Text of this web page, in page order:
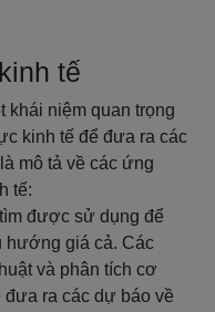
tế
khái niệm quan trọng
kinh tế để đưa ra các
mô tả về các ứng
tế:
được sử dụng để
hướng giá cả. Các
và phân tích cơ
đưa ra các dự báo về